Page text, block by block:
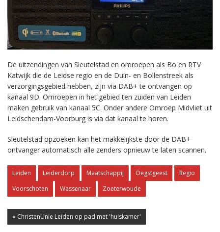
De uitzendingen van Sleutelstad en omroepen als Bo en RTV
Katwijk die de Leidse regio en de Duin- en Bollenstreek als
verzorgingsgebied hebben, zijn via DAB+ te ontvangen op
kanaal 9D. Omroepen in het gebied ten zuiden van Leiden
maken gebruik van kanaal 5C. Onder andere Omroep Midvliet uit
Leidschendam-Voorburg is via dat kanaal te horen.
Sleutelstad opzoeken kan het makkelijkste door de DAB+
ontvanger automatisch alle zenders opnieuw te laten scannen.
Leiden Leiderdorp Maatschappij Oegstgeest
Regio
Voorschoten
Wassenaar Zoeterwoude
« ChristenUnie Leiden op pad met 'huiskamer'